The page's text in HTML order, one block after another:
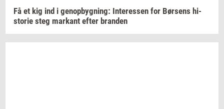
Få et kig ind i genop­byg­ning: In­ter­es­sen for Bør­sens hi­
sto­rie steg mar­kant efter bran­den